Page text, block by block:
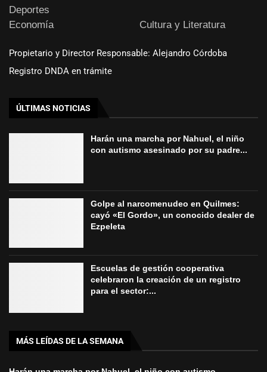
Deportes
Economía
Cultura y Literatura
Propietario y Director Responsable: Alejandro Córdoba
Registro DNDA en trámite
ÚLTIMAS NOTICIAS
Harán una marcha por Nahuel, el niño
con autismo asesinado por su padre...
Golpe al narcomenudeo en Quilmes:
cayó «El Gordo», un conocido dealer de
Ezpeleta
Escuelas de gestión cooperativa
celebraron la creación de un registro
para el sector:...
MÁS LEÍDAS DE LA SEMANA